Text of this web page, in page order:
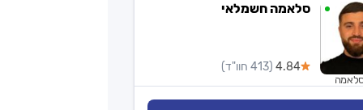
סלאמה חשמלאי
4.84 (413 חוו"ד)